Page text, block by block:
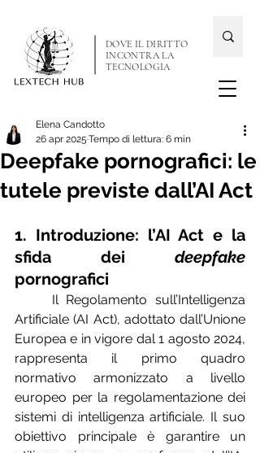
DOVE IL DIRITTO
INCONTRA LA
TECNOLOGIA
Deepfake pornografici: le
tutele previste dall’AI Act
Elena Candotto
26 apr 2025 Tempo di lettura: 6 min
1. Introduzione: l’AI Act e la
sfida dei deepfake
pornografici
Artificiale (AI Act), adottato dall’Unione
Europea e in vigore dal 1 agosto 2024,
rappresenta il primo quadro
normativo armonizzato a livello
europeo per la regolamentazione dei
sistemi di intelligenza artificiale. Il suo
obiettivo principale è garantire un